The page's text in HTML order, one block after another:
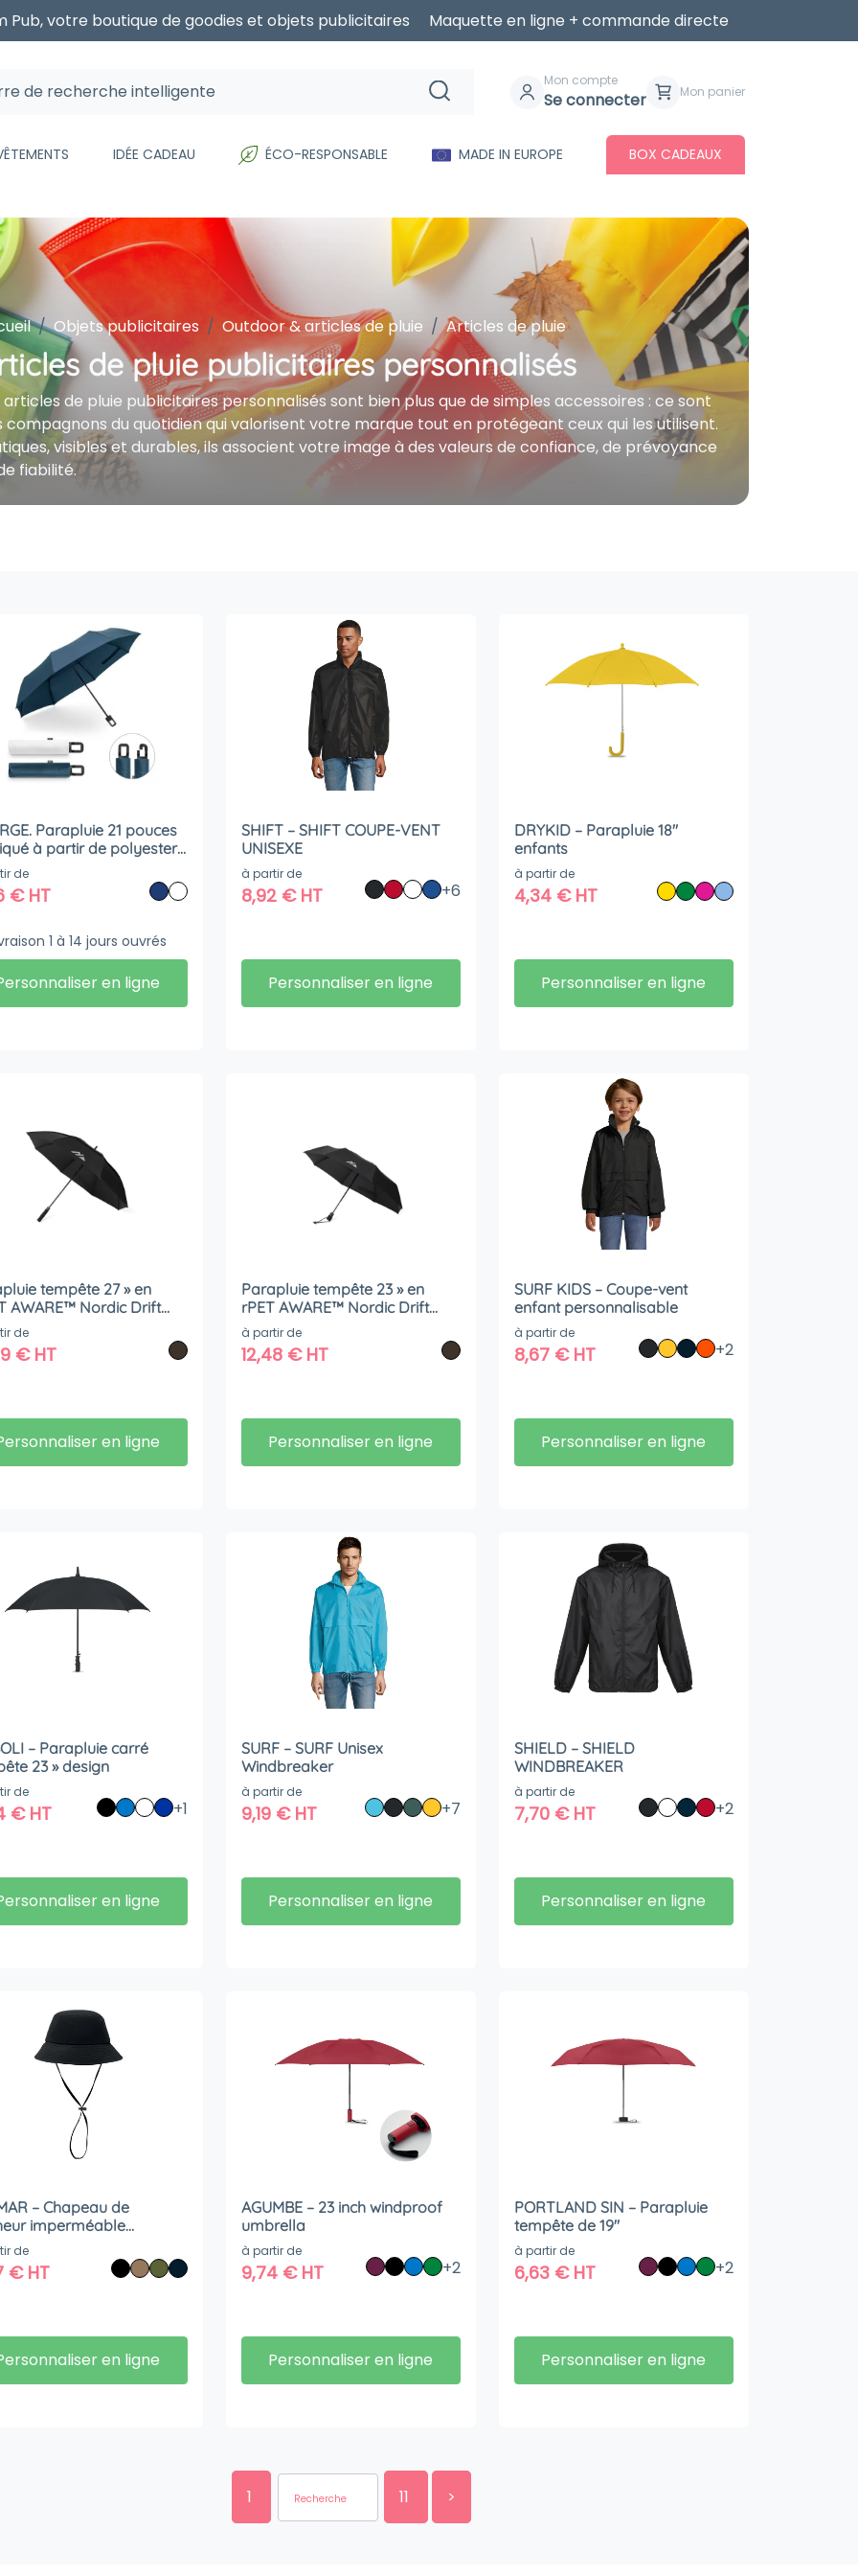
Pub, votre boutique de goodies et objets publicitaires Maquette en ligne + commande directe
Mon compte
Se connecter Mon panier
IDÉE CADEAU ÉCO-RESPONSABLE MADE IN EUROPE BOX CADEAUX
Objets publicitaires Outdoor & articles de pluie Articles de pluie
de pluie publicitaires personnalisés
articles de pluie publicitaires personnalisés sont bien plus que de simples accessoires : ce sont
compagnons du quotidien qui valorisent votre marque tout en protégeant ceux qui les utilisent.
visibles et durables, ils associent votre image à des valeurs de confiance, de prévoyance
fiabilité.
Parapluie 21 pouces
à partir de polyester
(100 % rPET) et de
190T résistant au vent
de
€HT
1 à 14 jours ouvrés
en ligne
SHIFT – SHIFT COUPE-VENT
UNISEXE
à partir de
8,92 €HT +6
Personnaliser en ligne
DRYKID – Parapluie 18″
enfants
à partir de
4,34 €HT
Personnaliser en ligne
tempête 27 » en
AWARE™ Nordic Drift
de
€HT
en ligne
Parapluie tempête 23 » en
rPET AWARE™ Nordic Drift
Trail
à partir de
12,48 €HT
Personnaliser en ligne
SURF KIDS – Coupe-vent
enfant personnalisable
à partir de
8,67 €HT +2
Personnaliser en ligne
– Parapluie carré
tempête 23 » design
de
€HT +1
en ligne
SURF – SURF Unisex
Windbreaker
à partir de
9,19 €HT +7
Personnaliser en ligne
SHIELD – SHIELD
WINDBREAKER
à partir de
7,70 €HT +2
Personnaliser en ligne
– Chapeau de
imperméable
de
€HT
en ligne
AGUMBE – 23 inch windproof
umbrella
à partir de
9,74 €HT +2
Personnaliser en ligne
PORTLAND SIN – Parapluie
tempête de 19″
à partir de
6,63 €HT +2
Personnaliser en ligne
1 11 >